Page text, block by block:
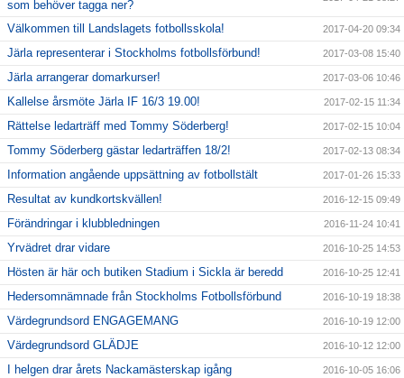
som behöver tagga ner?
Välkommen till Landslagets fotbollsskola! 2017-04-20 09:34
Järla representerar i Stockholms fotbollsförbund! 2017-03-08 15:40
Järla arrangerar domarkurser! 2017-03-06 10:46
Kallelse årsmöte Järla IF 16/3 19.00! 2017-02-15 11:34
Rättelse ledarträff med Tommy Söderberg! 2017-02-15 10:04
Tommy Söderberg gästar ledarträffen 18/2! 2017-02-13 08:34
Information angående uppsättning av fotbollstält 2017-01-26 15:33
Resultat av kundkortskvällen! 2016-12-15 09:49
Förändringar i klubbledningen 2016-11-24 10:41
Yrvädret drar vidare 2016-10-25 14:53
Hösten är här och butiken Stadium i Sickla är beredd 2016-10-25 12:41
Hedersomnämnade från Stockholms Fotbollsförbund 2016-10-19 18:38
Värdegrundsord ENGAGEMANG 2016-10-19 12:00
Värdegrundsord GLÄDJE 2016-10-12 12:00
I helgen drar årets Nackamästerskap igång 2016-10-05 16:06